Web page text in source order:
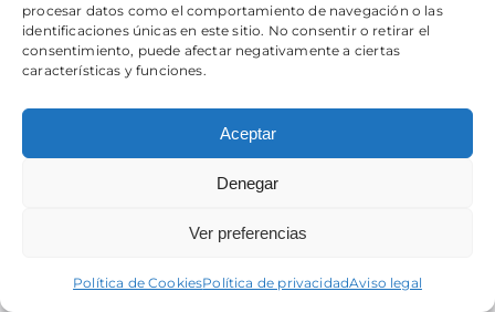
procesar datos como el comportamiento de navegación o las
identificaciones únicas en este sitio. No consentir o retirar el
consentimiento, puede afectar negativamente a ciertas
características y funciones.
Aceptar
Denegar
Ver preferencias
Política de CookiesPolítica de privacidadAviso legal